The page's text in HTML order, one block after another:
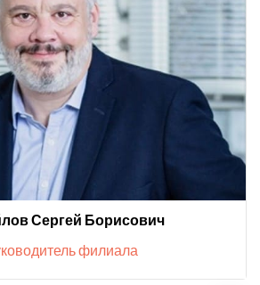
Сергей Борисович
филиала